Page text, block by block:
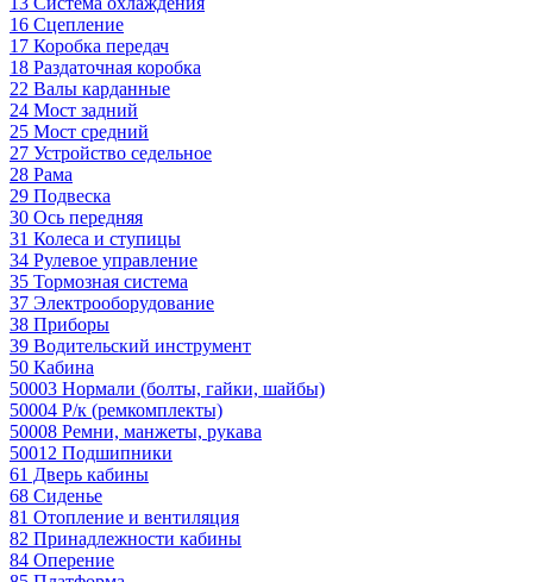
16 Сцепление
17 Коробка передач
18 Раздаточная коробка
22 Валы карданные
24 Мост задний
25 Мост средний
27 Устройство седельное
28 Рама
29 Подвеска
30 Ось передняя
31 Колеса и ступицы
34 Рулевое управление
35 Тормозная система
37 Электрооборудование
38 Приборы
39 Водительский инструмент
50 Кабина
50003 Нормали (болты, гайки, шайбы)
50004 Р/к (ремкомплекты)
50008 Ремни, манжеты, рукава
50012 Подшипники
61 Дверь кабины
68 Сиденье
81 Отопление и вентиляция
82 Принадлежности кабины
84 Оперение